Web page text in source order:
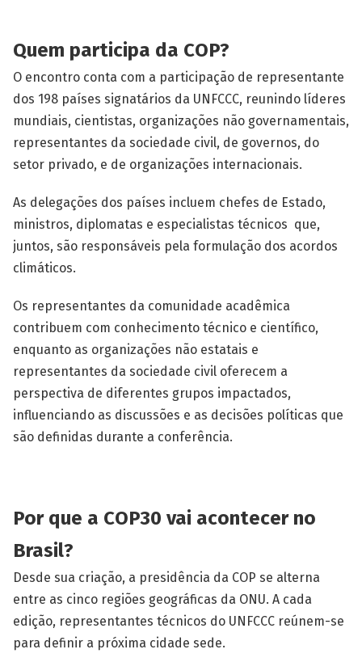
Quem participa da COP?
O encontro conta com a participação de representante
dos 198 países signatários da UNFCCC, reunindo líderes
mundiais, cientistas, organizações não governamentais,
representantes da sociedade civil, de governos, do
setor privado, e de organizações internacionais.
As delegações dos países incluem chefes de Estado,
ministros, diplomatas e especialistas técnicos que,
juntos, são responsáveis pela formulação dos acordos
climáticos.
Os representantes da comunidade acadêmica
contribuem com conhecimento técnico e científico,
enquanto as organizações não estatais e
representantes da sociedade civil oferecem a
perspectiva de diferentes grupos impactados,
influenciando as discussões e as decisões políticas que
são definidas durante a conferência.
Por que a COP30 vai acontecer no
Brasil?
Desde sua criação, a presidência da COP se alterna
entre as cinco regiões geográficas da ONU. A cada
edição, representantes técnicos do UNFCCC reúnem-se
para definir a próxima cidade sede.